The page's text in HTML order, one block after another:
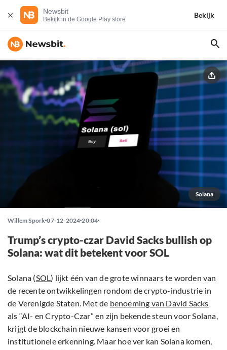
Newsbit
Bekijk in de Google Play store
Bekijk
Solana
Willem Spork 07-12-2024 20:04
Trump’s crypto-czar David Sacks bullish op
Solana: wat dit betekent voor SOL
Solana (SOL) lijkt één van de grote winnaars te worden van
de recente ontwikkelingen rondom de crypto-industrie in
de Verenigde Staten. Met de benoeming van David Sacks
als “AI- en Crypto-Czar” en zijn bekende steun voor Solana,
krijgt de blockchain nieuwe kansen voor groei en
institutionele erkenning. Maar hoe ver kan Solana komen,